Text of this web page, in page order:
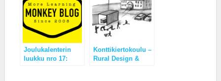
Joulukalenterin
luukku nro 17:
Konttikiertokoulu –
Rural Design &